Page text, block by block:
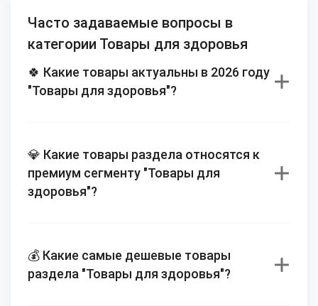
Часто задаваемые вопросы в
категории Товары для здоровья
🍀 Какие товары актуальны в 2026 году
"Товары для здоровья"?
💎 Какие товары раздела относятся к
премиум сегменту "Товары для
здоровья"?
💰 Какие самые дешевые товары
раздела "Товары для здоровья"?